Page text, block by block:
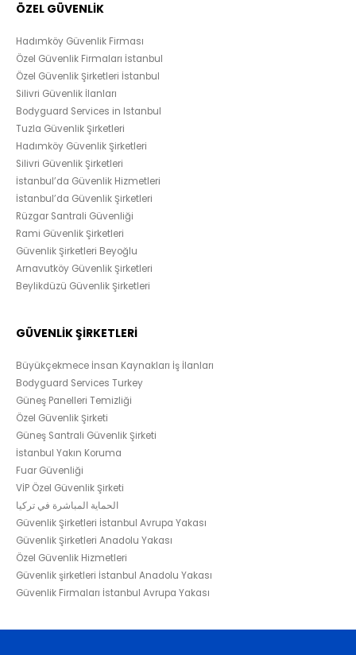
ÖZEL GÜVENLİK
Hadımköy Güvenlik Firması
Özel Güvenlik Firmaları İstanbul
Özel Güvenlik Şirketleri İstanbul
Silivri Güvenlik İlanları
Bodyguard Services in Istanbul
Tuzla Güvenlik Şirketleri
Hadımköy Güvenlik Şirketleri
Silivri Güvenlik Şirketleri
İstanbul’da Güvenlik Hizmetleri
İstanbul’da Güvenlik Şirketleri
Rüzgar Santrali Güvenliği
Rami Güvenlik Şirketleri
Güvenlik Şirketleri Beyoğlu
Arnavutköy Güvenlik Şirketleri
Beylikdüzü Güvenlik Şirketleri
GÜVENLİK ŞİRKETLERİ
Büyükçekmece İnsan Kaynakları İş İlanları
Bodyguard Services Turkey
Güneş Panelleri Temizliği
Özel Güvenlik Şirketi
Güneş Santrali Güvenlik Şirketi
İstanbul Yakın Koruma
Fuar Güvenliği
VİP Özel Güvenlik Şirketi
الحماية المباشرة في تركيا
Güvenlik Şirketleri İstanbul Avrupa Yakası
Güvenlik Şirketleri Anadolu Yakası
Özel Güvenlik Hizmetleri
Güvenlik şirketleri İstanbul Anadolu Yakası
Güvenlik Firmaları İstanbul Avrupa Yakası